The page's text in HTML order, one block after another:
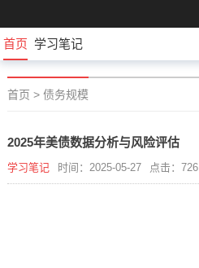
首页 学习笔记
首页 > 债务规模
2025年美债数据分析与风险评估
学习笔记 时间：2025-05-27 点击：726